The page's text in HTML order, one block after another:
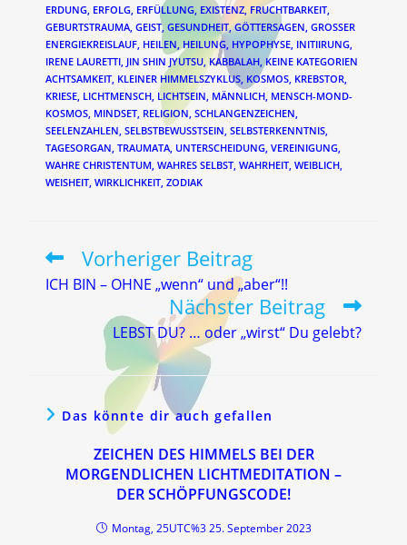
ERDUNG, ERFOLG, ERFÜLLUNG, EXISTENZ, FRUCHTBARKEIT,
GEBURTSTRAUMA, GEIST, GESUNDHEIT, GÖTTERSAGEN, GROSSER E
NERGIEKREISLAUF , HEILEN, HEILUNG, HYPOPHYSE, INITIIRUNG,
IRENE LAURETTI, JIN SHIN JYUTSU, KABBALAH, KEINE KATEGORIEN
ACHTSAMKEIT, KLEINER HIMMELSZYKLUS, KOSMOS, KREBSTOR,
KRIESE, LICHTMENSCH, LICHTSEIN, MÄNNLICH, MENSCH-MOND-
KOSMOS, MINDSET, RELIGION, SCHLANGENZEICHEN,
SEELENZAHLEN, SELBSTBEWUSSTSEIN, SELBSTERKENNTNIS,
TAGESORGAN, TRAUMATA, UNTERSCHEIDUNG, VEREINIGUNG,
WAHRE CHRISTENTUM, WAHRES SELBST, WAHRHEIT, WEIBLICH,
WEISHEIT, WIRKLICHKEIT, ZODIAK
Weitere
ansehen
Vorheriger Beitrag
ICH BIN – OHNE „wenn“ und „aber“!!
Nächster Beitrag
LEBST DU? … oder „wirst“ Du gelebt?
Das könnte dir auch gefallen
ZEICHEN DES HIMMELS BEI DER
MORGENDLICHEN LICHTMEDITATION –
DER SCHÖPFUNGSCODE!
Montag, 25UTC%3 25. September 2023